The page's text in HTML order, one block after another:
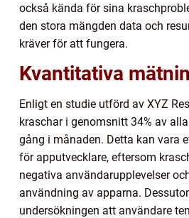
också kända för sina
den stora mängden data och
kräver för att fungera.
Kvantitativa
Enligt en studie utförd av XYZ
kraschar i genomsnitt 34% av
gång i månaden. Detta kan vara
för apputvecklare, eftersom
negativa användarupplevelser
användning av apparna.
undersökningen att användare